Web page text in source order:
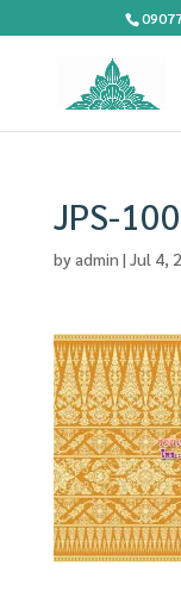
JPS-
byadmin | Jul 4,